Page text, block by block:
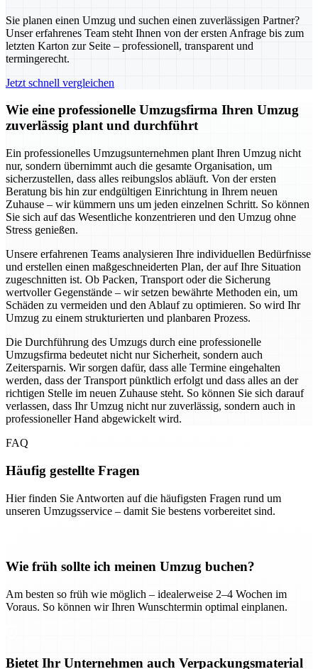
Sie planen einen Umzug und suchen einen zuverlässigen Partner?
Unser erfahrenes Team steht Ihnen von der ersten Anfrage bis zum
letzten Karton zur Seite – professionell, transparent und
termingerecht.
Jetzt schnell vergleichen
Wie eine professionelle Umzugsfirma Ihren Umzug
zuverlässig plant und durchführt
Ein professionelles Umzugsunternehmen plant Ihren Umzug nicht
nur, sondern übernimmt auch die gesamte Organisation, um
sicherzustellen, dass alles reibungslos abläuft. Von der ersten
Beratung bis hin zur endgültigen Einrichtung in Ihrem neuen
Zuhause – wir kümmern uns um jeden einzelnen Schritt. So können
Sie sich auf das Wesentliche konzentrieren und den Umzug ohne
Stress genießen.
Unsere erfahrenen Teams analysieren Ihre individuellen Bedürfnisse
und erstellen einen maßgeschneiderten Plan, der auf Ihre Situation
zugeschnitten ist. Ob Packen, Transport oder die Sicherung
wertvoller Gegenstände – wir setzen bewährte Methoden ein, um
Schäden zu vermeiden und den Ablauf zu optimieren. So wird Ihr
Umzug zu einem strukturierten und planbaren Prozess.
Die Durchführung des Umzugs durch eine professionelle
Umzugsfirma bedeutet nicht nur Sicherheit, sondern auch
Zeitersparnis. Wir sorgen dafür, dass alle Termine eingehalten
werden, dass der Transport pünktlich erfolgt und dass alles an der
richtigen Stelle im neuen Zuhause steht. So können Sie sich darauf
verlassen, dass Ihr Umzug nicht nur zuverlässig, sondern auch in
professioneller Hand abgewickelt wird.
FAQ
Häufig gestellte Fragen
Hier finden Sie Antworten auf die häufigsten Fragen rund um
unseren Umzugsservice – damit Sie bestens vorbereitet sind.
Wie früh sollte ich meinen Umzug buchen?
Am besten so früh wie möglich – idealerweise 2–4 Wochen im
Voraus. So können wir Ihren Wunschtermin optimal einplanen.
Bietet Ihr Unternehmen auch Verpackungsmaterial